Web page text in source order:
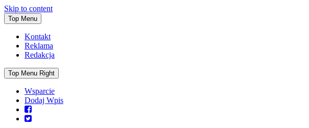
Skip to content
Top Menu
Kontakt
Reklama
Redakcja
Top Menu Right
Wsparcie
Dodaj Wpis